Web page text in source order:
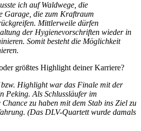
ich auf Waldwege, die
Garage, die zum Kraftraum
Mittlerweile dürfen
der Hygienevorschriften wieder in
Somit besteht die Möglichkeit
größtes Highlight deiner Karriere?
Highlight war das Finale mit der
Peking. Als Schlussläufer im
zu haben mit dem Stab ins Ziel zu
(Das DLV-Quartett wurde damals